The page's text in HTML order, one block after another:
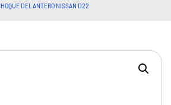
DELANTERO NISSAN D22